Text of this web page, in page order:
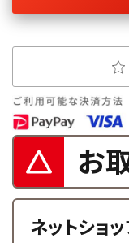
お
ネットショ